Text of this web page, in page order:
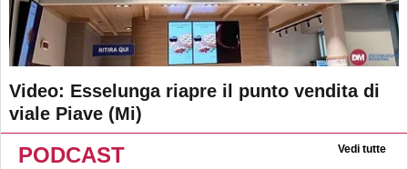
Video: Esselunga riapre il punto vendita di
viale Piave (Mi)
PODCAST Vedi tutte